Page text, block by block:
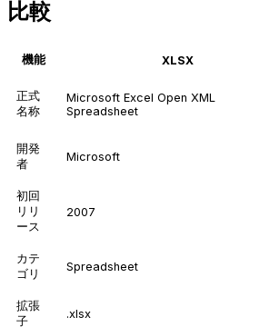
比較
機能 XLSX
正式
名称
Microsoft Excel Open XML
Spreadsheet
開発
者
Microsoft
初回
リリ
ース
2007
カテ
ゴリ
Spreadsheet
拡張
子
.xlsx